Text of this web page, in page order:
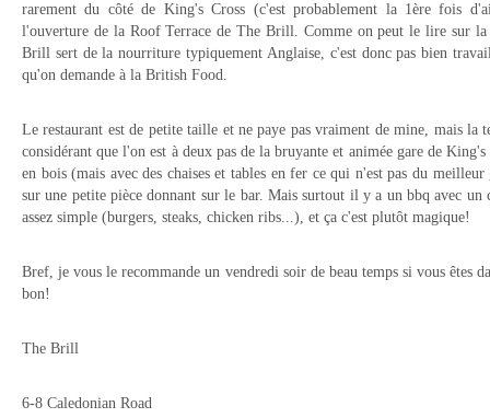
rarement du côté de King's Cross (c'est probablement la 1ère fois
l'ouverture de la Roof Terrace de The Brill. Comme on peut le lire sur la
Brill sert de la nourriture typiquement Anglaise, c'est donc pas bien
qu'on demande à la British Food.
Le restaurant est de petite taille et ne paye pas vraiment de mine, mais la
considérant que l'on est à deux pas de la bruyante et animée gare de King's
en bois (mais avec des chaises et tables en fer ce qui n'est pas du
sur une petite pièce donnant sur le bar. Mais surtout il y a un bbq avec un
assez simple (burgers, steaks, chicken ribs...), et ça c'est plutôt magique!
Bref, je vous le recommande un vendredi soir de beau temps si vous êtes
bon!
The Brill
6-8 Caledonian Road